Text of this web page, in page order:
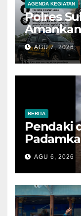
AGENDA KEGIATAN
Polres
Ilegal
Operasi
AGU 7, 2026
BERITA
Pendaki
Alun-
Sebelum
AGU 6, 2026